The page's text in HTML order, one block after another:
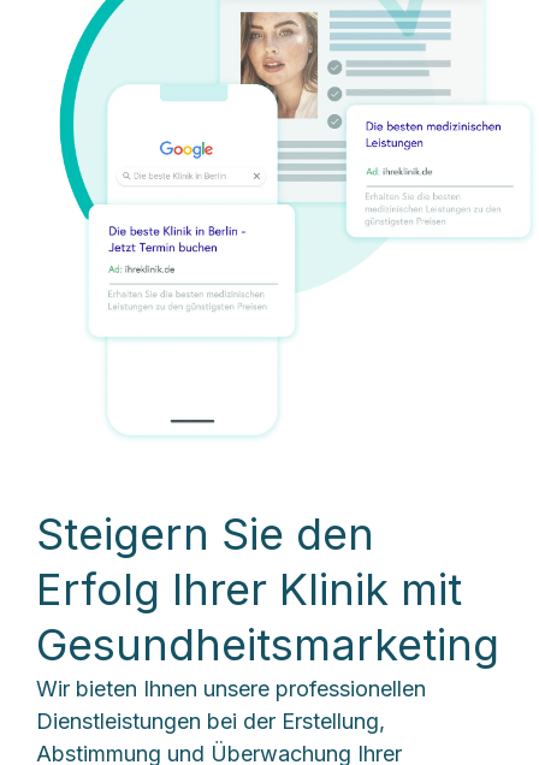
Steigern Sie den
Erfolg Ihrer Klinik mit
Gesundheitsmarketing
Wir bieten Ihnen unsere professionellen
Dienstleistungen bei der Erstellung,
Abstimmung und Überwachung Ihrer